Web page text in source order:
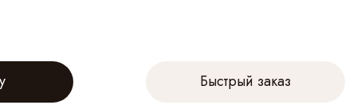
Быстрый заказ